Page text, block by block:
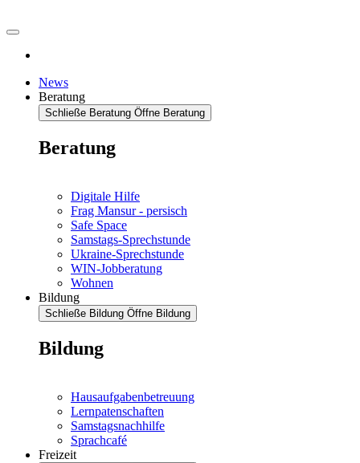
News
Beratung
Schließe Beratung Öffne Beratung
Beratung
Digitale Hilfe
Frag Mansur - persisch
Safe Space
Samstags-Sprechstunde
Ukraine-Sprechstunde
WIN-Jobberatung
Wohnen
Bildung
Schließe Bildung Öffne Bildung
Bildung
Hausaufgabenbetreuung
Lernpatenschaften
Samstagsnachhilfe
Sprachcafé
Freizeit